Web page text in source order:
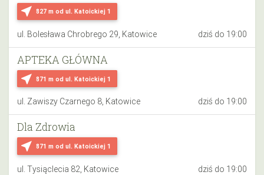
near_me 827 m od ul. Katoickiej 1
ul. Bolesława Chrobrego 29, Katowice dziś do 19:00
near_me 871 m od ul. Katoickiej 1
APTEKA GŁÓWNA
ul. Zawiszy Czarnego 8, Katowice dziś do 19:00
near_me 871 m od ul. Katoickiej 1
Dla Zdrowia
ul. Tysiąclecia 82, Katowice dziś do 19:00